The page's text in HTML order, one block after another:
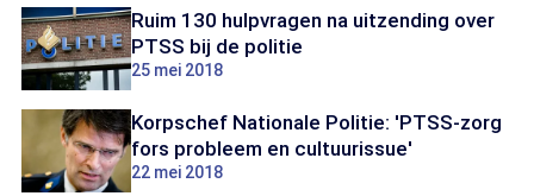
Ruim 130 hulpvragen na uitzending over
PTSS bij de politie
25 mei 2018
Korpschef Nationale Politie: 'PTSS-zorg
fors probleem en cultuurissue'
22 mei 2018